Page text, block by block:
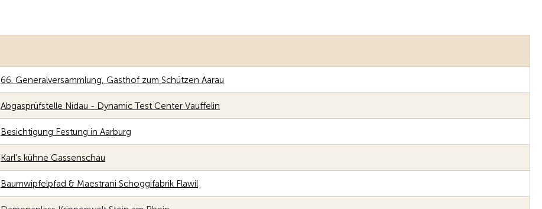
66. Generalversammlung, Gasthof zum Schützen Aarau
Abgasprüfstelle Nidau - Dynamic Test Center Vauffelin
Besichtigung Festung in Aarburg
Karl's kühne Gassenschau
Baumwipfelpfad & Maestrani Schoggifabrik Flawil